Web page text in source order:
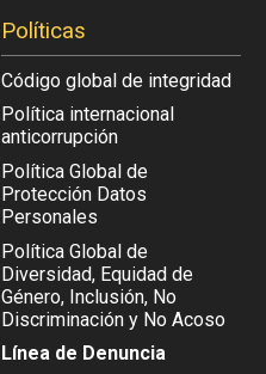
Políticas
Código global de integridad
Política internacional
anticorrupción
Política Global de
Protección Datos
Personales
Política Global de
Diversidad, Equidad de
Género, Inclusión, No
Discriminación y No Acoso
Línea de Denuncia